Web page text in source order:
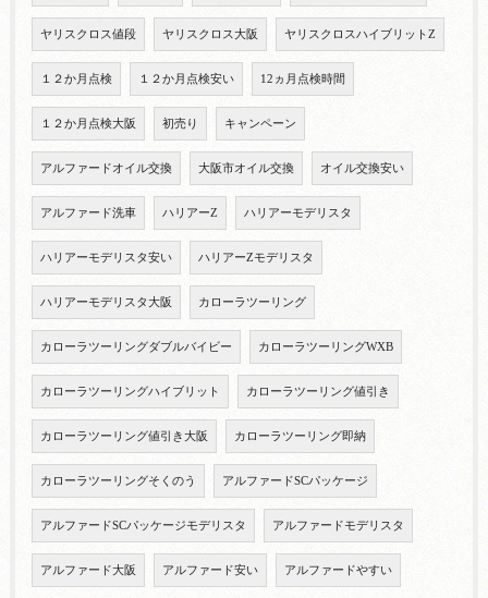
ヤリスクロス値段 ヤリスクロス大阪 ヤリスクロスハイブリットZ
１２か月点検 １２か月点検安い 12ヵ月点検時間
１２か月点検大阪 初売り キャンペーン
アルファードオイル交換 大阪市オイル交換 オイル交換安い
アルファード洗車 ハリアーZ ハリアーモデリスタ
ハリアーモデリスタ安い ハリアーZモデリスタ
ハリアーモデリスタ大阪 カローラツーリング
カローラツーリングダブルバイビー カローラツーリングWXB
カローラツーリングハイブリット カローラツーリング値引き
カローラツーリング値引き大阪 カローラツーリング即納
カローラツーリングそくのう アルファードSCパッケージ
アルファードSCパッケージモデリスタ アルファードモデリスタ
アルファード大阪 アルファード安い アルファードやすい